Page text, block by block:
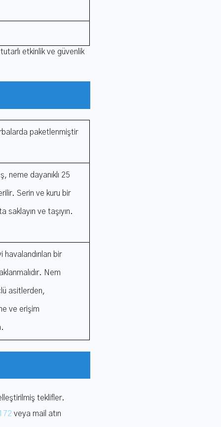
etkinlik ve güvenlik
paketlenmiştir
neme dayanıklı 25
Serin ve kuru bir
saklayın ve taşıyın.
bir
Nem
asitlerden,
ve erişim
teklifler.
veya mail atın